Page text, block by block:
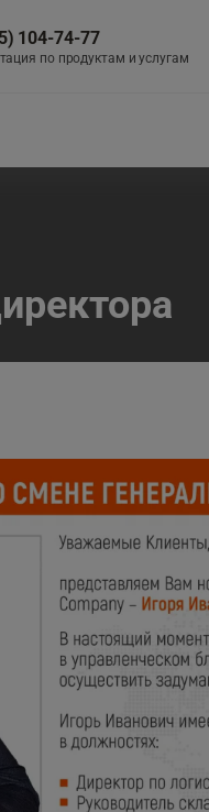
104-74-77
по продуктам и услугам